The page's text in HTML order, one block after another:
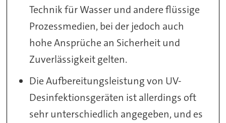
Technik für Wasser und andere flüssige
Prozessmedien, bei der jedoch auch
hohe Ansprüche an Sicherheit und
Zuverlässigkeit gelten.
Die Aufbereitungsleistung von UV-
Desinfektionsgeräten ist allerdings oft
sehr unterschiedlich angegeben, und es